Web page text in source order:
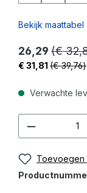
Bekijk maattabel
26,29 (€
€ 31,81 (€ 39,76)
Verwachte
Toevoegen